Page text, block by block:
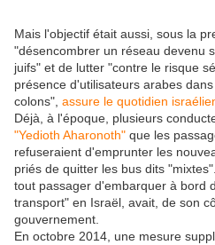
Mais l'objectif était aussi, sous la
"désencombrer un réseau devenu
juifs" et de lutter "contre le risque
présence d'utilisateurs arabes
colons", assure le quotidien
Déjà, à l'époque, plusieurs
"Yedioth Aharonoth" que les
refuseraient d'emprunter les
priés de quitter les bus dits
tout passager d'embarquer à bord
transport" en Israël, avait, de son
gouvernement.
En octobre 2014, une mesure